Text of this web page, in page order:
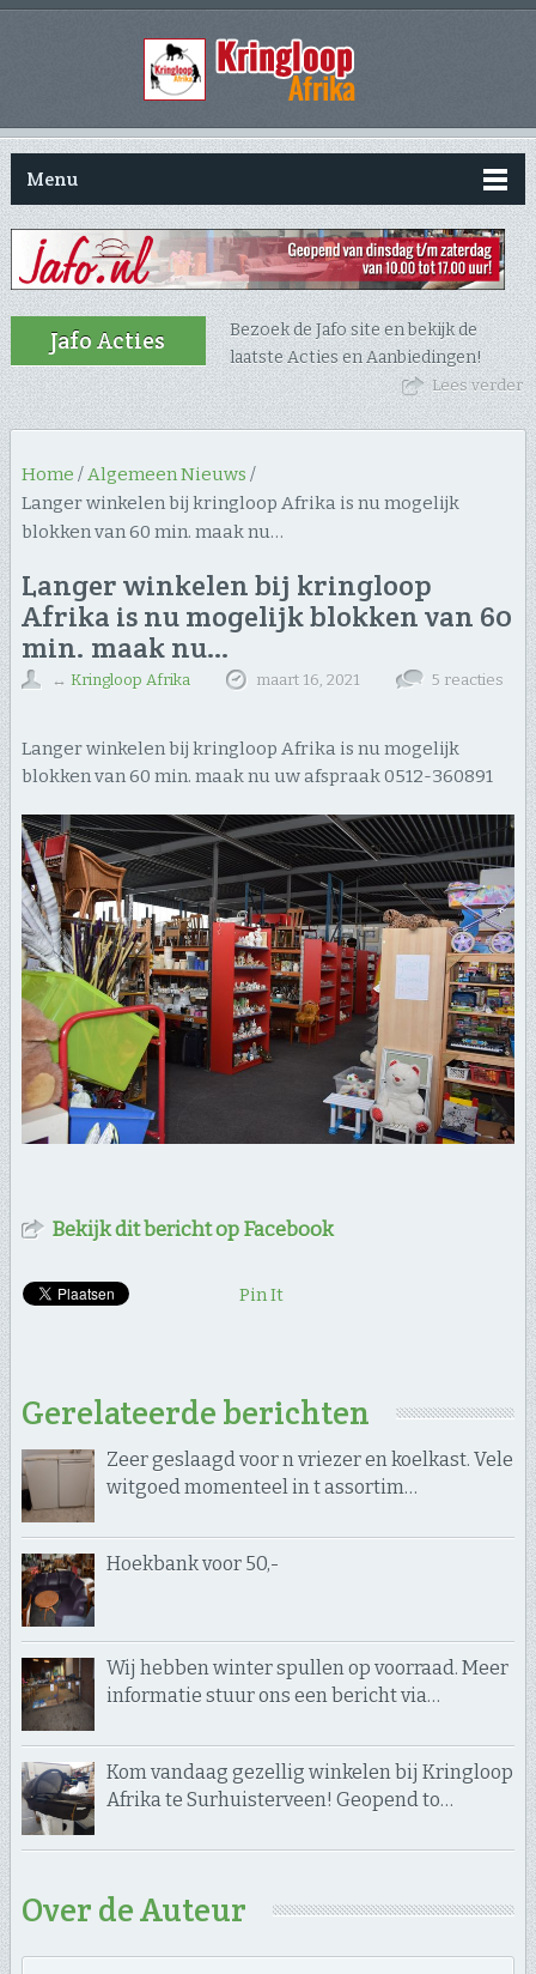
Menu
Jafo Acties
Bezoek de Jafo site en bekijk de
laatste Acties en Aanbiedingen!
Lees verder
Home /Algemeen Nieuws /
Langer winkelen bij kringloop Afrika is nu mogelijk
blokken van 60 min. maak nu…
Langer winkelen bij kringloop
Afrika is nu mogelijk blokken van 60
min. maak nu…
↔ Kringloop Afrika maart 16, 2021 5 reacties
Langer winkelen bij kringloop Afrika is nu mogelijk
blokken van 60 min. maak nu uw afspraak 0512-360891
Bekijk dit bericht op Facebook
Pin It
Gerelateerde berichten
Zeer geslaagd voor n vriezer en koelkast. Vele
witgoed momenteel in t assortim…
Hoekbank voor 50,-
Wij hebben winter spullen op voorraad. Meer
informatie stuur ons een bericht via…
Kom vandaag gezellig winkelen bij Kringloop
Afrika te Surhuisterveen! Geopend to…
Over de Auteur